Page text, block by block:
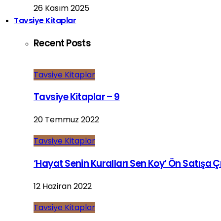
26 Kasım 2025
Tavsiye Kitaplar
Recent Posts
Tavsiye Kitaplar
Tavsiye Kitaplar – 9
20 Temmuz 2022
Tavsiye Kitaplar
‘Hayat Senin Kuralları Sen Koy’ Ön Satışa
12 Haziran 2022
Tavsiye Kitaplar